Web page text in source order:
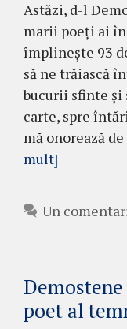
Astăzi, d-l
marii poeți ai
împlinește 93
să ne trăiască
bucurii sfinte și
carte, spre
mă onorează
mult]
Un
poet al